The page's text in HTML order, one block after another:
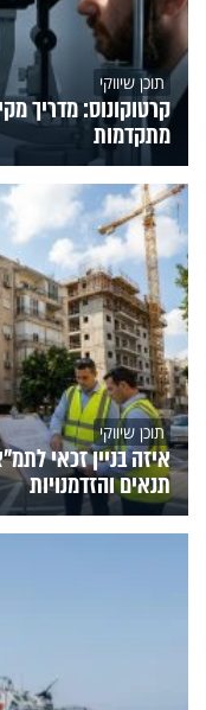
תוכן שיווקי
קרטוקונוס: מדריך
מתקדמות
תוכן שיווקי
תנאים והזדמנויות